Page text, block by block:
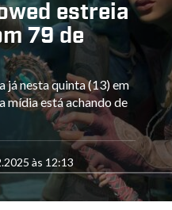
estreia
79 de
já nesta quinta (13) em
mídia está achando de
às 12:13